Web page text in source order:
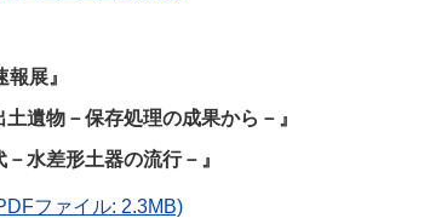
展』
土遺物－保存処理の成果から－』
水差形土器の流行－』
ファイル: 2.3MB)